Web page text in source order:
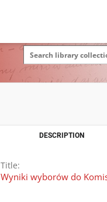
DESCRIPTION
Title:
Wyniki wyborów do